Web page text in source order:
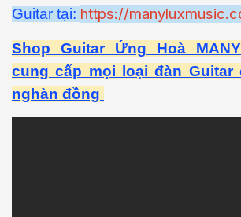
Guitar tại: https://
Shop Guitar Ứng Hoà
cung cấp mọi loại đàn Guitar
nghàn đồng